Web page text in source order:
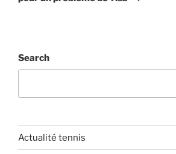
Search
Actualité tennis